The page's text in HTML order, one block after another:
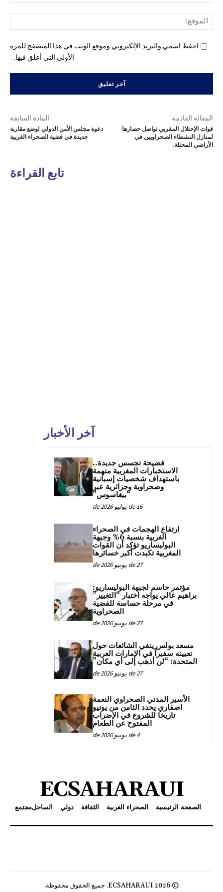
احفظ اسمي والبريد الإلكتروني وموقع الويب في هذا المتصفح للمرة
الأولى التي أعلق فيها.
المادة السابقة
دعوة مجلس الأمن الدولي لوضع مقاربة
جديدة في قضية الصحراء الغربية
المقالة القادمة
قوات الإحتلال المغربي تواصل حصارها
لمنازل النشطاء الصحراويين في
الأراضي المحتلة.
تابع القراءة
آخر الأخبار
فضيحة تجسس جديدة..
الاستخبارات المغربية متهمة
باستهداف شخصيات إسبانية
وصحراوية وجزائرية عبر
“بيغاسوس”
16 de يوليو de 2026
ارتفاع الهجمات في الصحراء
الغربية بنسبة 6% وجبهة
البوليساريو تؤكد أن القوات
المغربية تكبدت أكبر خسائرها
27 de يونيو de 2026
مؤتمر حاسم لجبهة البوليساريو:
براهيم غالي يواجه اختبار “التغيير”
في مرحلة حساسة للقضية
الصحراوية
27 de يونيو de 2026
مسعد بولس ينفي الشائعات حول
تعيينه سفيراً في الإمارات العربية
المتحدة: “لن أذهب إلى أي مكان”
27 de يونيو de 2026
الأسير المدني الصحراوي النعمة
اصفاري يحدد الثامن من يونيو
تاريخا للشروع في الإضراب
المفتوح عن الطعام
4 de يونيو de 2026
ECSAHARAUI
الصفحة الرئيسية الصحراء الغربية الثقافة دولي الساحلمجتمع
© 2026 ECSAHARAUI. جميع الحقوق محفوظة.